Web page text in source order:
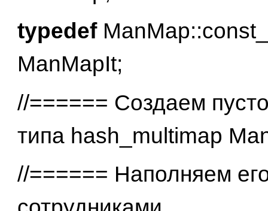
typedef
ManMapIt;
//====== Создаем
типа hash_multimap
//====== Наполняем